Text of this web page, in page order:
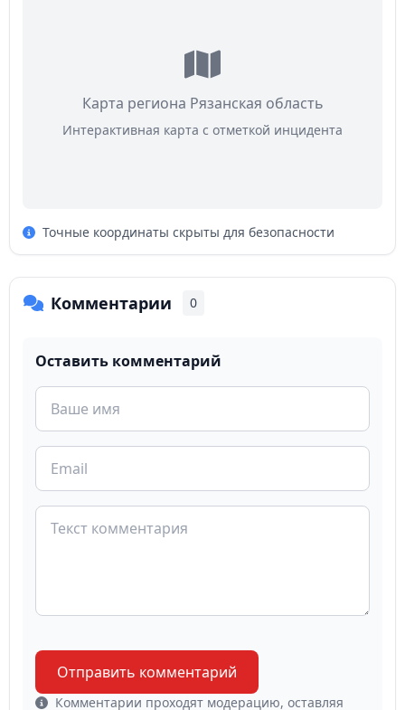
Карта региона Рязанская область
Интерактивная карта с отметкой инцидента
Точные координаты скрыты для безопасности
Комментарии 0
Оставить комментарий
Отправить комментарий
Комментарии проходят модерацию, оставляя